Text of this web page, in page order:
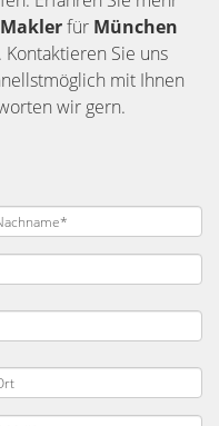
Maklerfür München
. Kontaktieren Sie uns
mit Ihnen
wir gern.